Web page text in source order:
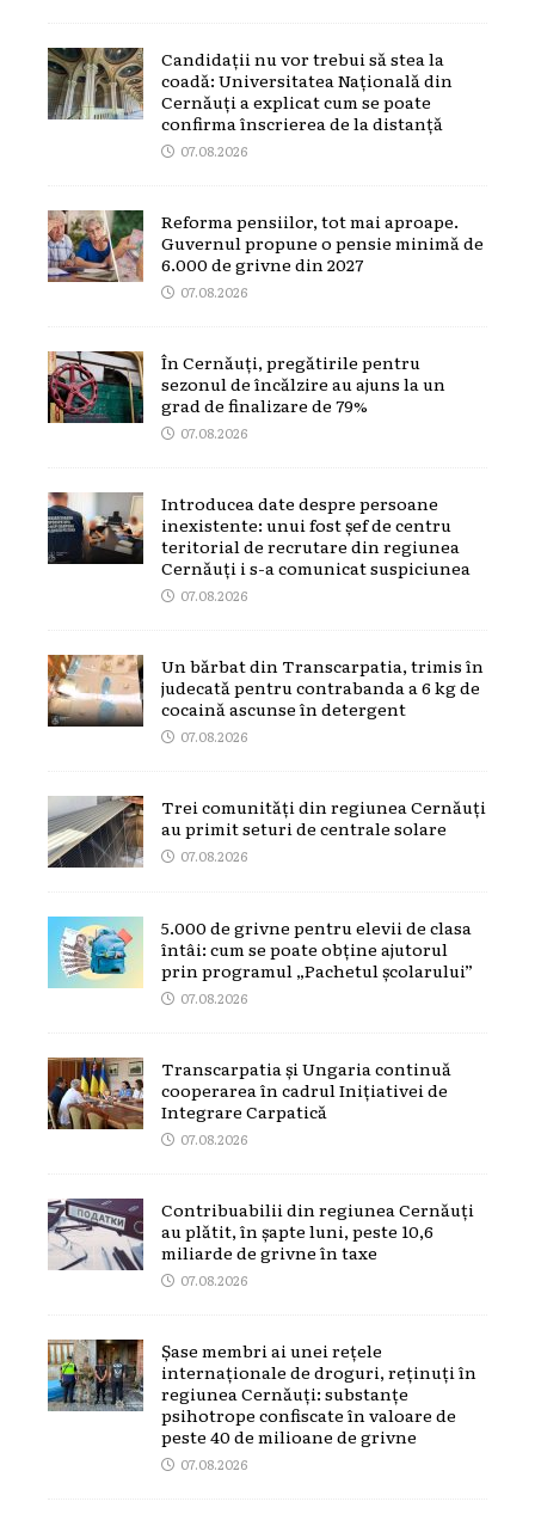
Candidații nu vor trebui să stea la
coadă: Universitatea Națională din
Cernăuți a explicat cum se poate
confirma înscrierea de la distanță
07.08.2026
Reforma pensiilor, tot mai aproape.
Guvernul propune o pensie minimă de
6.000 de grivne din 2027
07.08.2026
În Cernăuți, pregătirile pentru
sezonul de încălzire au ajuns la un
grad de finalizare de 79%
07.08.2026
Introducea date despre persoane
inexistente: unui fost șef de centru
teritorial de recrutare din regiunea
Cernăuți i s-a comunicat suspiciunea
07.08.2026
Un bărbat din Transcarpatia, trimis în
judecată pentru contrabanda a 6 kg de
cocaină ascunse în detergent
07.08.2026
Trei comunități din regiunea Cernăuți
au primit seturi de centrale solare
07.08.2026
5.000 de grivne pentru elevii de clasa
întâi: cum se poate obține ajutorul
prin programul „Pachetul școlarului”
07.08.2026
Transcarpatia și Ungaria continuă
cooperarea în cadrul Inițiativei de
Integrare Carpatică
07.08.2026
Contribuabilii din regiunea Cernăuți
au plătit, în șapte luni, peste 10,6
miliarde de grivne în taxe
07.08.2026
Șase membri ai unei rețele
internaționale de droguri, reținuți în
regiunea Cernăuți: substanțe
psihotrope confiscate în valoare de
peste 40 de milioane de grivne
07.08.2026